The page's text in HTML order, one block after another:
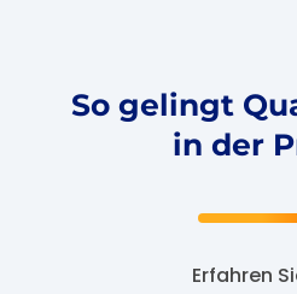
So gelingt
in der
Erfahren